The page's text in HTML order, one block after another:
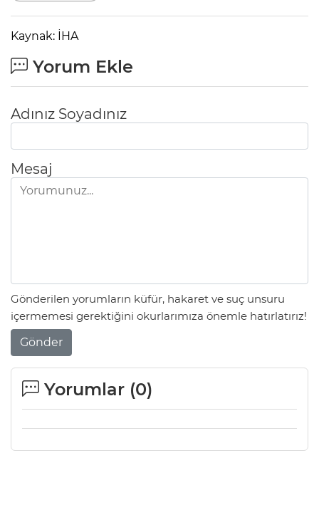
Kaynak: İHA
Yorum Ekle
Adınız Soyadınız
Mesaj
Gönderilen yorumların küfür, hakaret ve suç unsuru
içermemesi gerektiğini okurlarımıza önemle hatırlatırız!
Gönder
Yorumlar (0)